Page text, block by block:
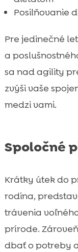
Posilňovanie
Pre jedinečné
a
sa nad agility
zvýši vaše
medzi vami.
Spoločné
Krátky útek do
rodina,
trávenia
prírode.
dbať o potreby